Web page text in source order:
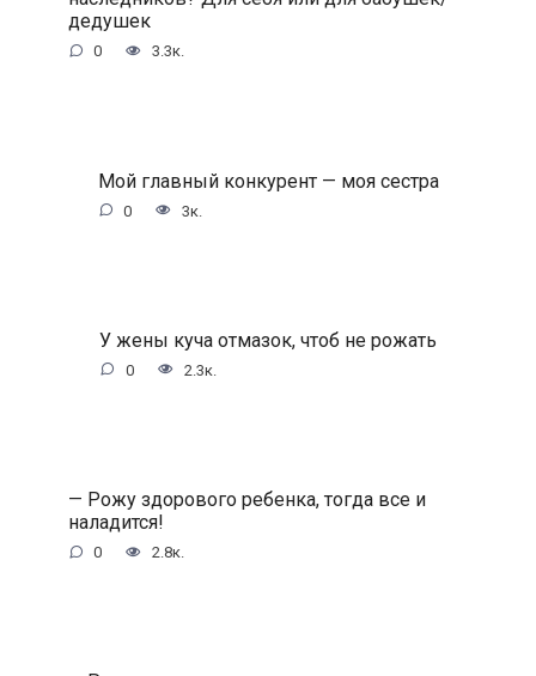
дедушек
0 3.3к.
Мой главный конкурент — моя сестра
0 3к.
У жены куча отмазок, чтоб не рожать
0 2.3к.
— Рожу здорового ребенка, тогда все и
наладится!
0 2.8к.